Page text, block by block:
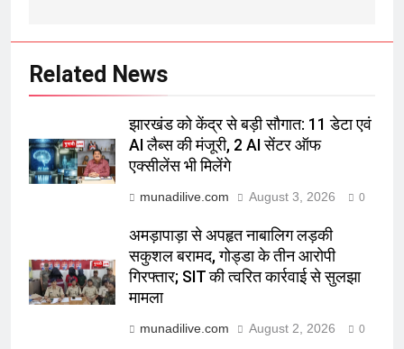
Related News
झारखंड को केंद्र से बड़ी सौगात: 11 डेटा एवं
AI लैब्स की मंजूरी, 2 AI सेंटर ऑफ
एक्सीलेंस भी मिलेंगे
munadilive.com August 3, 2026 0
अमड़ापाड़ा से अपहृत नाबालिग लड़की
सकुशल बरामद, गोड्डा के तीन आरोपी
गिरफ्तार; SIT की त्वरित कार्रवाई से सुलझा
मामला
munadilive.com August 2, 2026 0